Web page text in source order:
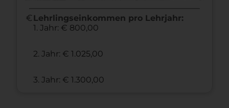
euro Lehrlingseinkommen pro Lehrjahr:
1. Jahr: € 800,00
2. Jahr: € 1.025,00
3. Jahr: € 1.300,00